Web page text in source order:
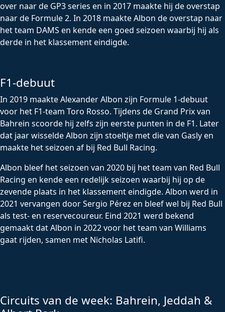
over naar de GP3 series en in 2017 maakte hij de overstap
naar de Formule 2. In 2018 maakte Albon de overstap naar
het team DAMS en kende een goed seizoen waarbij hij als
derde in het klassement eindigde.
F1-debuut
In 2019 maakte Alexander Albon zijn Formule 1-debuut
voor het F1-team Toro Rosso. Tijdens de Grand Prix van
Bahrein scoorde hij zelfs zijn eerste punten in de F1. Later
dat jaar wisselde Albon zijn stoeltje met die van Gasly en
maakte het seizoen af bij Red Bull Racing.
Albon bleef het seizoen van 2020 bij het team van Red Bull
Racing en kende een redelijk seizoen waarbij hij op de
zevende plaats in het klassement eindigde. Albon werd in
2021 vervangen door Sergio Pérez en bleef wel bij Red Bull
als test- en reservecoureur. Eind 2021 werd bekend
gemaakt dat Albon in 2022 voor het team van Williams
gaat rijden, samen met Nicholas Latifi.
Circuits van de week: Bahrein, Jeddah &